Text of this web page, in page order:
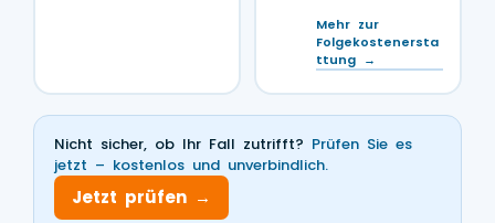
Mehr zur
Folgekostenersta
ttung →
Nicht sicher, ob Ihr Fall zutrifft? Prüfen Sie es
jetzt – kostenlos und unverbindlich.
Jetzt prüfen →